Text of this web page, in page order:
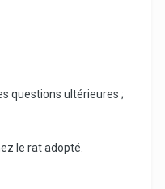
questions ultérieures ;
le rat adopté.